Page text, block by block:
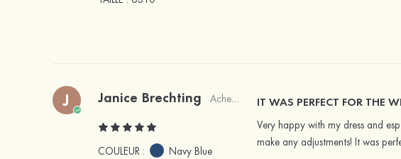
J Janice Brechting Acheteur vérifié
COULEUR :
Navy Blue
IT WAS PERFECT FOR THE
Very happy with my dress and
make any adjustments! It was